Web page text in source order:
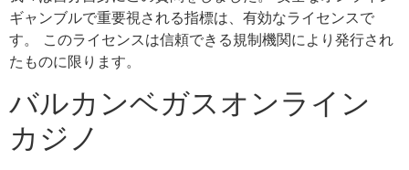
ギャンブルで重要視される指標は、有効なライセンスで
す。 このライセンスは信頼できる規制機関により発行され
たものに限ります。
バルカンベガスオンライン
カジノ